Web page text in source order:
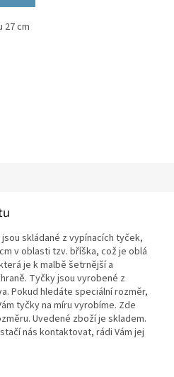
27 cm
skládané z vypínacích tyček,
v oblasti tzv. bříška, což je oblá
je k malbě šetrnější a
Tyčky jsou vyrobené z
Pokud hledáte speciální rozměr,
tyčky na míru vyrobíme. Zde
Uvedené zboží je skladem.
nás kontaktovat, rádi Vám jej